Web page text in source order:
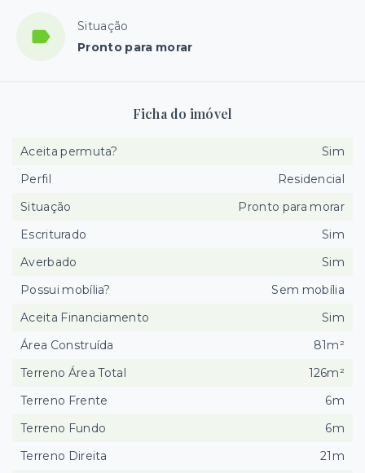
Situação
Pronto para morar
Ficha do imóvel
Aceita permuta?
Sim
Perfil
Residencial
Situação
Pronto para morar
Escriturado
Sim
Averbado
Sim
Possui mobília?
Sem mobília
Aceita Financiamento
Sim
Área Construída
81m²
Terreno Área Total
126m²
Terreno Frente
6m
Terreno Fundo
6m
Terreno Direita
21m